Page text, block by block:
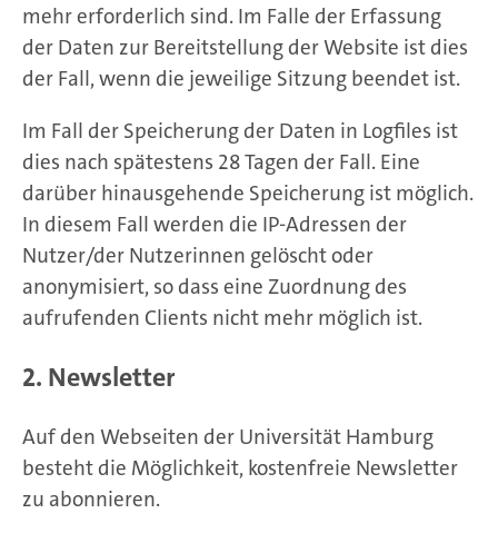
mehr erforderlich sind. Im Falle der Erfassung
der Daten zur Bereitstellung der Website ist dies
der Fall, wenn die jeweilige Sitzung beendet ist.
Im Fall der Speicherung der Daten in Logfiles ist
dies nach spätestens 28 Tagen der Fall. Eine
darüber hinausgehende Speicherung ist möglich.
In diesem Fall werden die IP-Adressen der
Nutzer/der Nutzerinnen gelöscht oder
anonymisiert, so dass eine Zuordnung des
aufrufenden Clients nicht mehr möglich ist.
2. Newsletter
Auf den Webseiten der Universität Hamburg
besteht die Möglichkeit, kostenfreie Newsletter
zu abonnieren.